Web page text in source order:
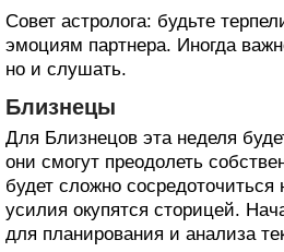
Совет астролога: будьте
эмоциям партнера. Иногда
но и слушать.
Близнецы
Для Близнецов эта неделя
они смогут преодолеть
будет сложно
усилия окупятся сторицей.
для планирования и анализа